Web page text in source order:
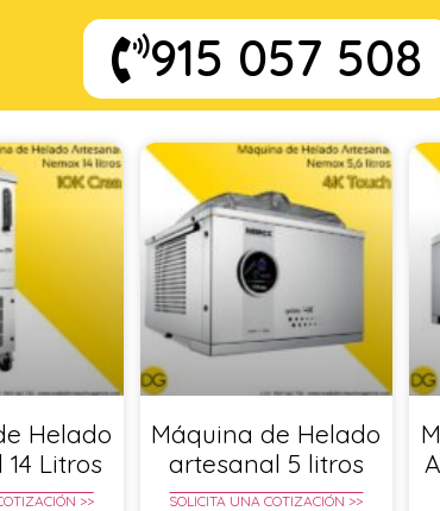
915 057 508
Helado
Litros
>>
Máquina de Helado
artesanal 5 litros
SOLICITA UNA COTIZACIÓN >>